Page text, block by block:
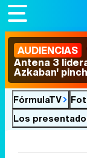
AUDIENCIAS
Antena 3
Azkaban'
FórmulaTV
Los